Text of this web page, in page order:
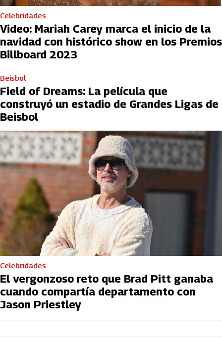
Celebridades
Video: Mariah Carey marca el inicio de la
navidad con histórico show en los Premios
Billboard 2023
Beisbol
Field of Dreams: La película que
construyó un estadio de Grandes Ligas de
Beisbol
Celebridades
El vergonzoso reto que Brad Pitt ganaba
cuando compartía departamento con
Jason Priestley